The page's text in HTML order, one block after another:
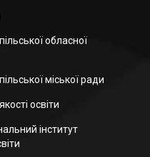
обласної
міської ради
освіти
інститут